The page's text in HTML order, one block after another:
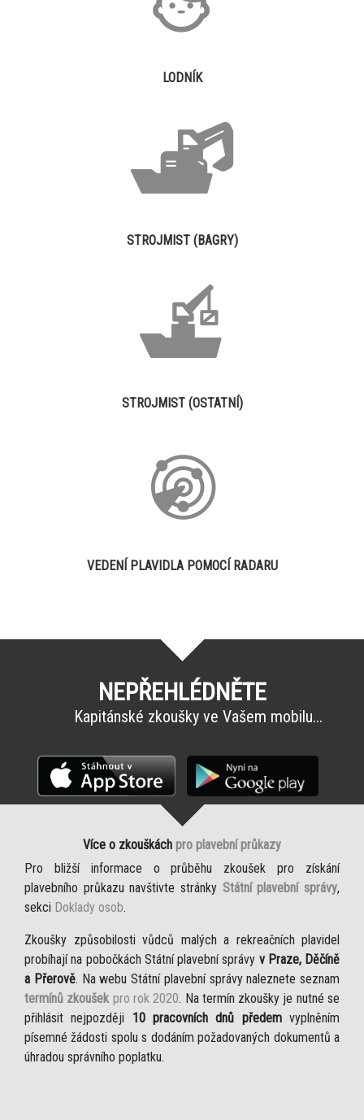
LODNÍK
STROJMIST (BAGRY)
STROJMIST (OSTATNÍ)
VEDENÍ PLAVIDLA POMOCÍ RADARU
NEPŘEHLÉDNĚTE
Kapitánské zkoušky ve Vašem mobilu...
Více o zkouškách pro plavební průkazy
Pro bližší informace o průběhu zkoušek pro získání
plavebního průkazu navštivte stránky Státní plavební správy,
sekci Doklady osob.
Zkoušky způsobilosti vůdců malých a rekreačních plavidel
probíhají na pobočkách Státní plavební správy v Praze, Děčíně
a Přerově. Na webu Státní plavební správy naleznete seznam
termínů zkoušek pro rok 2020. Na termín zkoušky je nutné se
přihlásit nejpozději 10 pracovních dnů předemvyplněním
písemné žádosti spolu s dodáním požadovaných dokumentů a
úhradou správního poplatku.